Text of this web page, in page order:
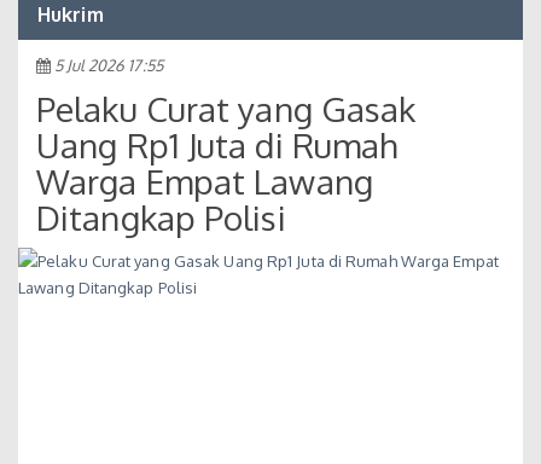
Hukrim
5 Jul 2026 17:55
Pelaku Curat yang Gasak
Uang Rp1 Juta di Rumah
Warga Empat Lawang
Ditangkap Polisi